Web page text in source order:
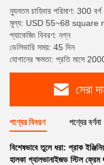
ন্যূনতম চাহিদার পরিমাণ: 300 বর্গ
মূল্য: USD 55~68 square
প্যাকেজিং বিবরণ: নগ্ন
ডেলিভারি সময়: 45 দিন
যোগানের ক্ষমতা: প্রতি মাসে
সেরা
পণ্যের বিবরণ পণ্যের বর্ণনা
বিশেষভাবে তুলে ধরা: প্রাক
হালকা গ্যালভানাইজড স্টিল ফ্রেম